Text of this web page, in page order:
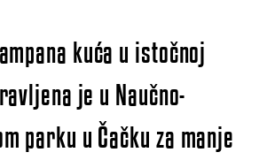
kuća u istočnoj
je u Naučno-
parku u Čačku za manje